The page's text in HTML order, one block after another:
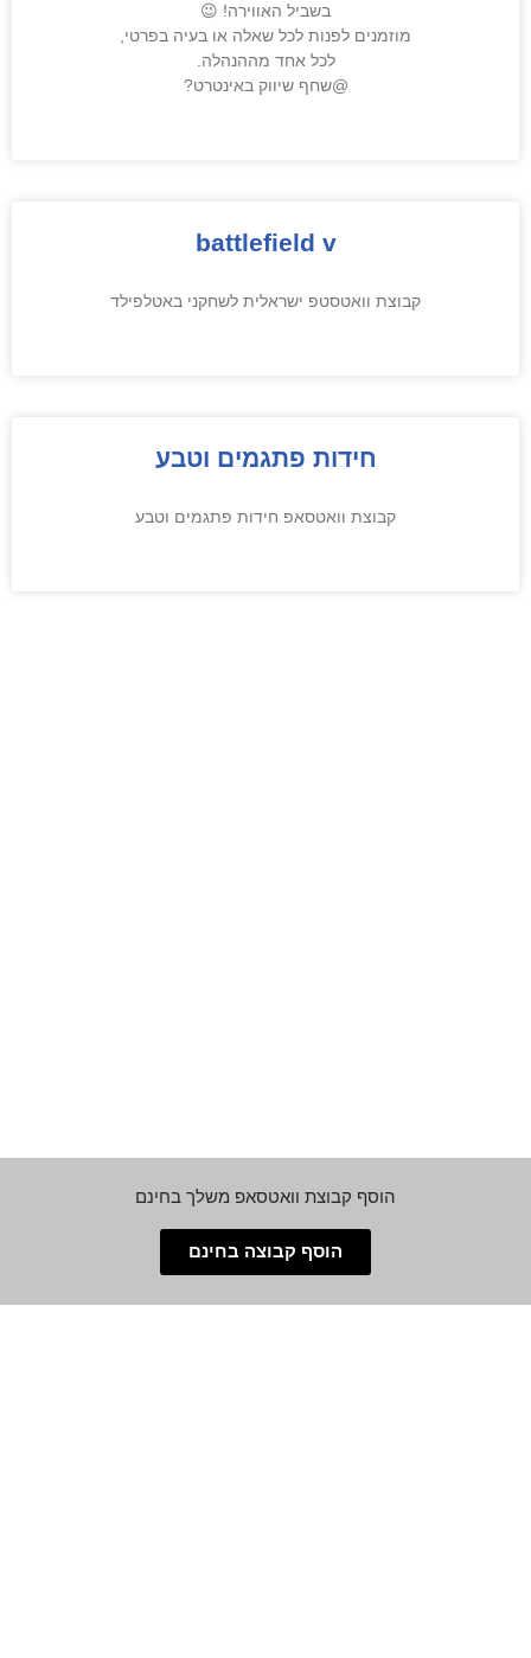
בשביל האווירה! 😉
מוזמנים לפנות לכל שאלה או בעיה בפרטי,
לכל אחד מההנהלה.
@שחף שיווק באינטרט?
battlefield v
קבוצת וואטסטפ ישראלית לשחקני באטלפילד
חידות פתגמים וטבע
קבוצת וואטסאפ חידות פתגמים וטבע
הוסף קבוצת וואטסאפ משלך בחינם
הוסף קבוצה בחינם